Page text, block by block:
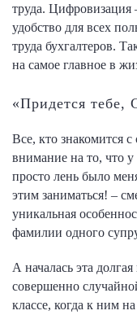
труда. Цифровизация
удобство для всех
труда бухгалтеров.
на самое главное в
«Придется тебе,
Все, кто знакомится
внимание на то, что
просто лень было
этим заниматься! –
уникальная
фамилии одного
А началась эта
совершенно
классе, когда к ним